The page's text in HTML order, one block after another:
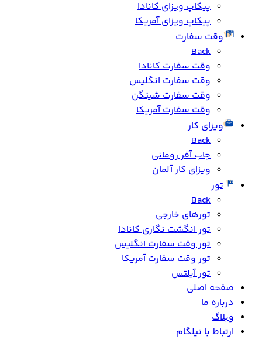
پیکاپ ویزای کانادا
پیکاپ ویزای آمریکا
وقت سفارت
Back
وقت سفارت کانادا
وقت سفارت انگلیس
وقت سفارت شینگن
وقت سفارت آمریکا
ویزای کار
Back
جاب آفر رومانی
ویزای کار آلمان
تور
Back
تورهای خارجی
تور انگشت نگاری کانادا
تور وقت سفارت انگلیس
تور وقت سفارت آمریکا
تور آیلتس
صفحه اصلی
درباره ما
وبلاگ
ارتباط با نیلگام